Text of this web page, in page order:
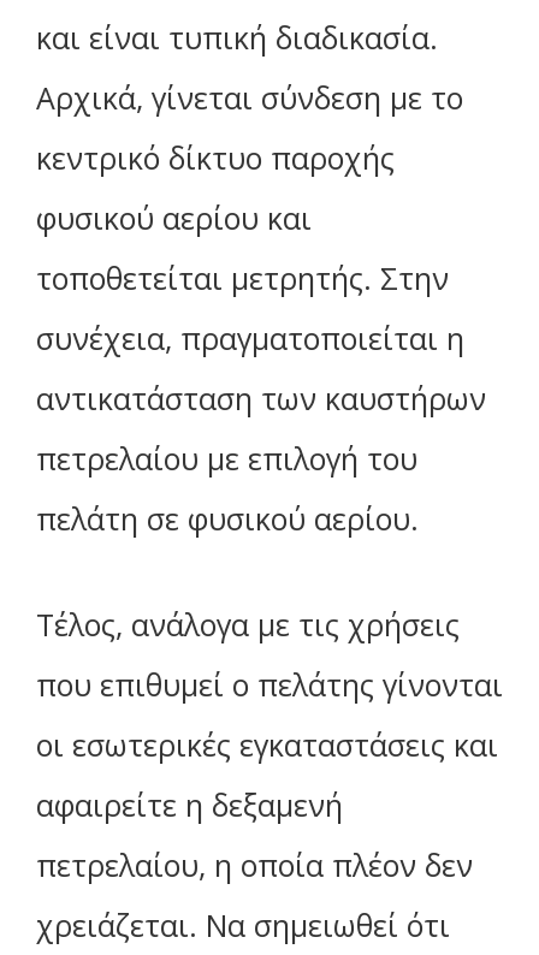
και είναι τυπική διαδικασία.
Αρχικά, γίνεται σύνδεση με το
κεντρικό δίκτυο παροχής
φυσικού αερίου και
τοποθετείται μετρητής. Στην
συνέχεια, πραγματοποιείται η
αντικατάσταση των καυστήρων
πετρελαίου με επιλογή του
πελάτη σε φυσικού αερίου.
Τέλος, ανάλογα με τις χρήσεις
που επιθυμεί ο πελάτης γίνονται
οι εσωτερικές εγκαταστάσεις και
αφαιρείτε η δεξαμενή
πετρελαίου, η οποία πλέον δεν
χρειάζεται. Να σημειωθεί ότι